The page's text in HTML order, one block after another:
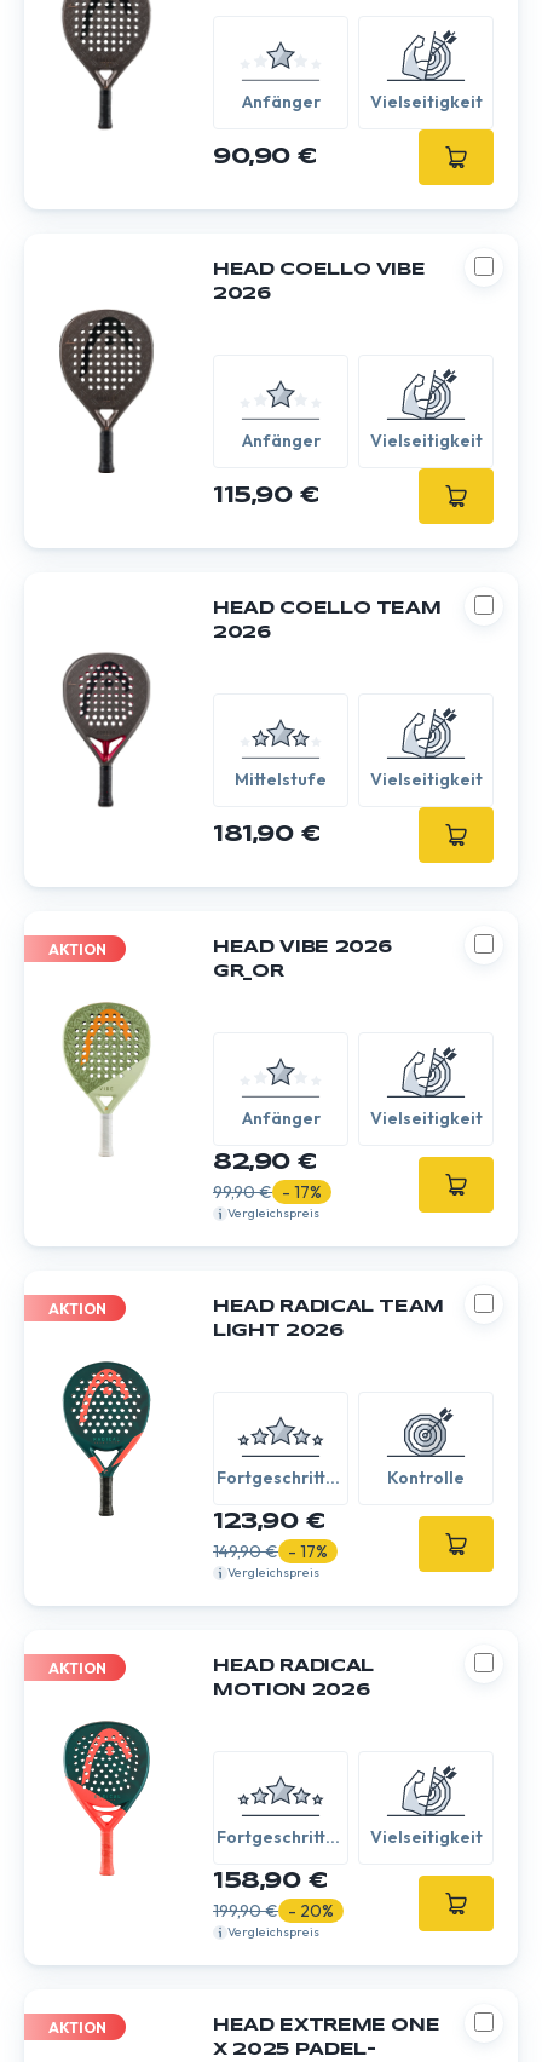
Anfänger Vielseitigkeit
90,90 €
HEAD COELLO VIBE
2026
Anfänger Vielseitigkeit
115,90 €
HEAD COELLO TEAM
2026
Mittelstufe Vielseitigkeit
181,90 €
AKTION
HEAD VIBE 2026
GR_OR
Anfänger Vielseitigkeit
82,90 €
99,90 € - 17%
Vergleichspreis
AKTION
HEAD RADICAL TEAM
LIGHT 2026
Fortgeschritten
Kontrolle
123,90 €
149,90 € - 17%
Vergleichspreis
AKTION
HEAD RADICAL
MOTION 2026
Fortgeschritten
Vielseitigkeit
158,90 €
199,90 € - 20%
Vergleichspreis
AKTION
HEAD EXTREME ONE
X 2025 PADEL-